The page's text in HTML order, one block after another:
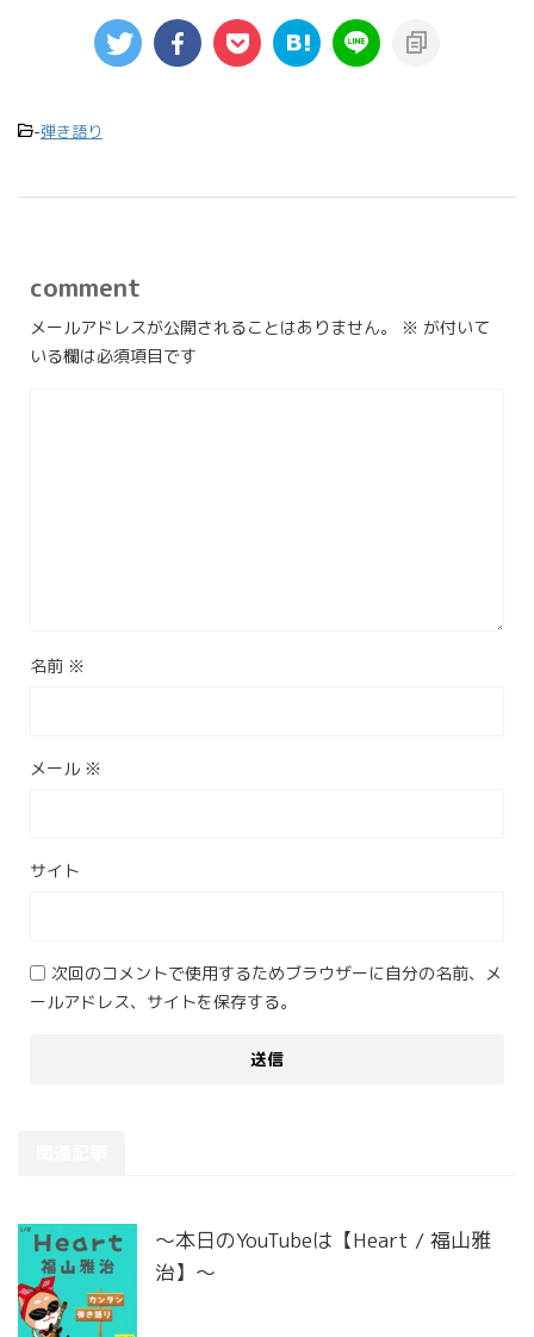
-弾き語り
comment
メールアドレスが公開されることはありません。 ※ が付いて
いる欄は必須項目です
名前 ※
メール ※
サイト
次回のコメントで使用するためブラウザーに自分の名前、メ
ールアドレス、サイトを保存する。
〜本日のYouTubeは【Heart / 福山雅
治】〜